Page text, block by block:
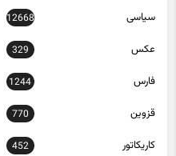
سیاسی 12668
عکس 329
فارس 1244
قزوین 770
کاریکاتور 452